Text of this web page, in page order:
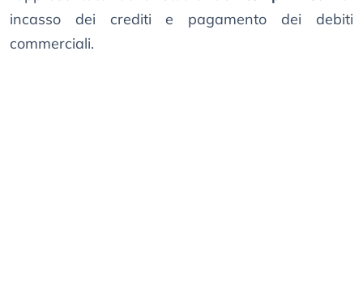
incasso dei crediti e pagamento dei debiti
commerciali.